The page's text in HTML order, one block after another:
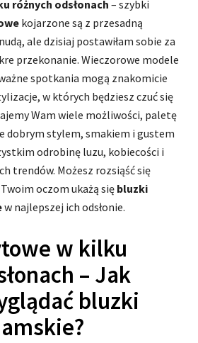
różnych odsłonach – szybki
kojarzone są z przesadną
ale dzisiaj postawiłam sobie za
przekonanie. Wieczorowe modele
spotkania mogą znakomicie
w których będziesz czuć się
Wam wiele możliwości, paletę
dobrym stylem, smakiem i gustem
odrobinę luzu, kobiecości i
trendów. Możesz rozsiąść się
oczom ukażą się bluzki
w najlepszej ich odsłonie.
w kilku
– Jak
bluzki